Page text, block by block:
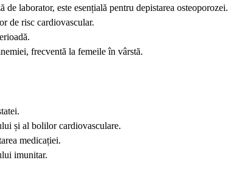
de laborator, este esențială pentru depistarea osteoporozei.
de risc cardiovascular.
frecventă la femeile în vârstă.
și al bolilor cardiovasculare.
medicației.
imunitar.